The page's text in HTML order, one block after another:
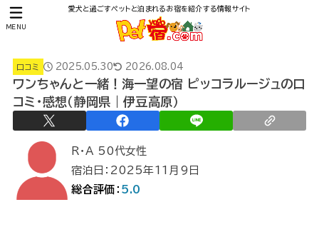
愛犬と過ごすペットと泊まれるお宿を紹介する情報サイト
MENU
口コミ 2025.05.30 2026.08.04
ワンちゃんと一緒！海一望の宿 ピッコラルージュの口
コミ・感想（静岡県｜伊豆高原）
R・A 50代女性
宿泊日：2025年11月9日
総合評価： 5.0